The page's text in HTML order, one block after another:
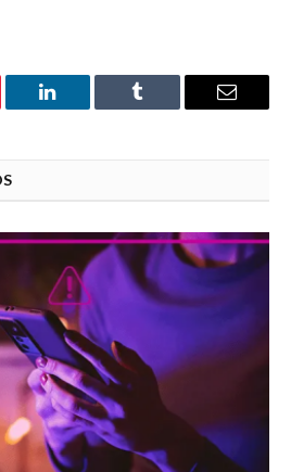
LinkedIn Tumblr Email